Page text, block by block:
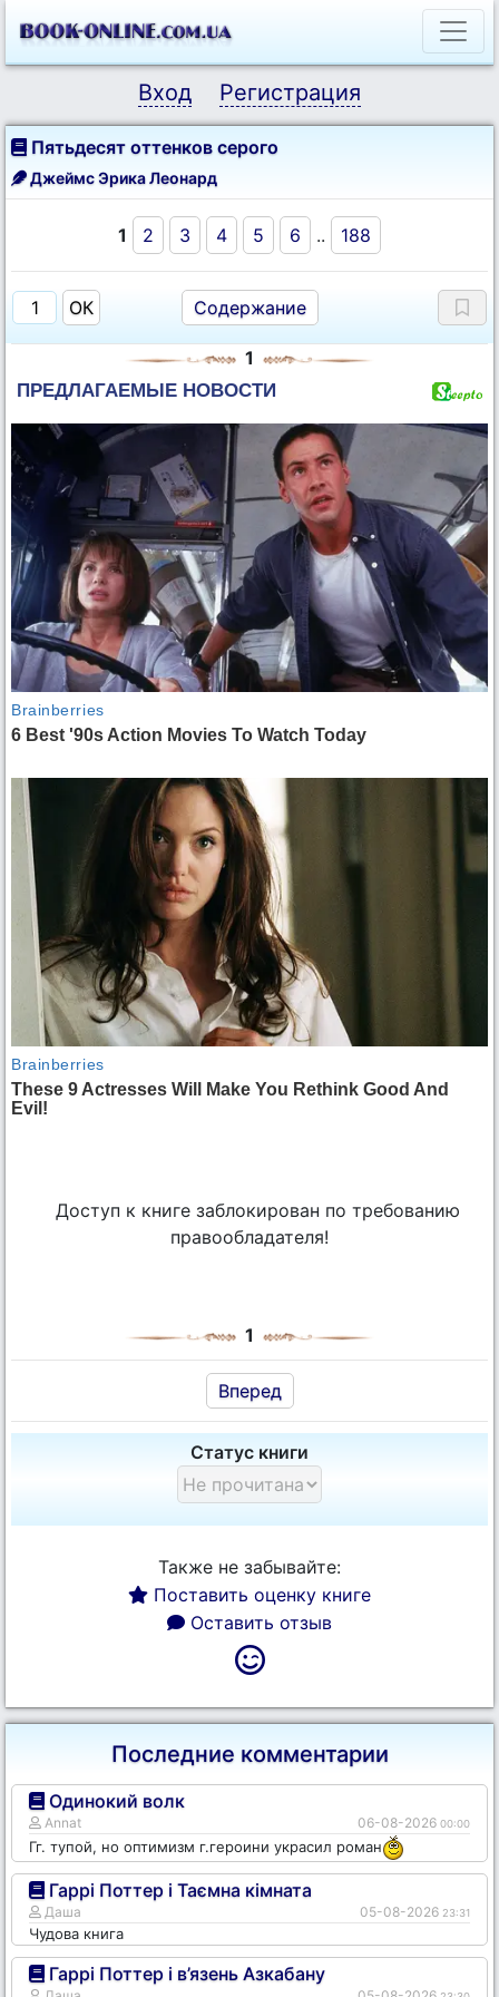
Вход Регистрация
Пятьдесят оттенков серого
Джеймс Эрика Леонард
1 2 3 4 5 6 .. 188
Содержание
1
Доступ к книге заблокирован по требованию
правообладателя!
1
Вперед
Статус книги
Также не забывайте:
Поставить оценку книге
Оставить отзыв
Последние комментарии
Одинокий волк
Annat 06-08-2026 00:00
Гг. тупой, но оптимизм г.героини украсил роман
Гаррі Поттер і Таємна кімната
Даша 05-08-2026 23:31
Чудова книга
Гаррі Поттер і в’язень Азкабану